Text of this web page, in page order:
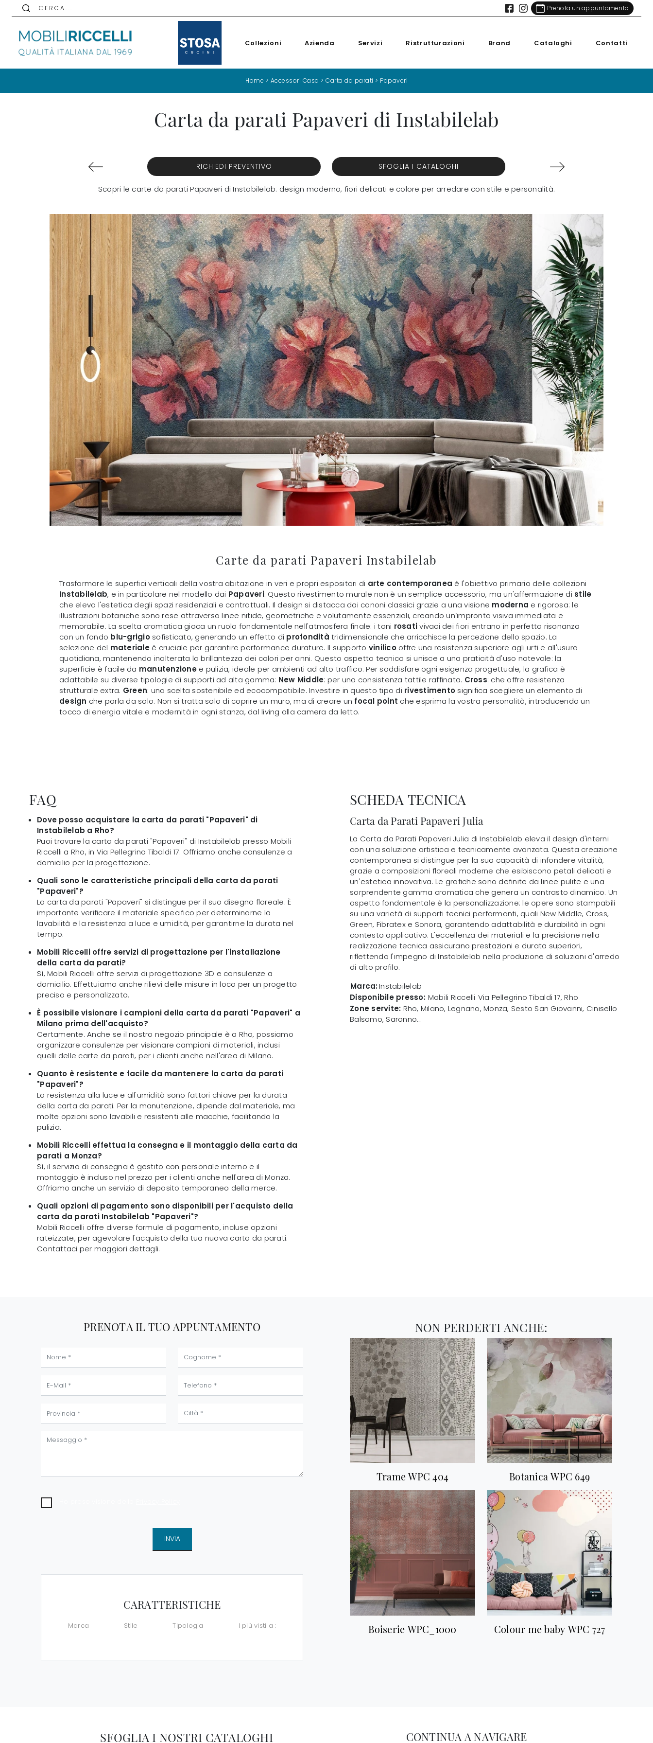
C E R C A . . . Prenota un appuntamento
Collezioni Azienda Servizi Ristrutturazioni Brand Cataloghi Contatti
Home > Accessori Casa > Carta da parati > Papaveri
Carta da parati Papaveri di Instabilelab
RICHIEDI PREVENTIVO SFOGLIA I CATALOGHI
Scopri le carte da parati Papaveri di Instabilelab: design moderno, fiori delicati e colore per arredare con stile e personalità.
Carte da parati Papaveri Instabilelab
Trasformare le superfici verticali della vostra abitazione in veri e propri espositori di arte contemporanea è l'obiettivo primario delle collezioni
Instabilelab, e in particolare nel modello dai Papaveri. Questo rivestimento murale non è un semplice accessorio, ma un'affermazione di stile
che eleva l'estetica degli spazi residenziali e contrattuali. Il design si distacca dai canoni classici grazie a una visione moderna e rigorosa: le
illustrazioni botaniche sono rese attraverso linee nitide, geometriche e volutamente essenziali, creando un’impronta visiva immediata e
memorabile. La scelta cromatica gioca un ruolo fondamentale nell'atmosfera finale: i toni rosativivaci dei fiori entrano in perfetta risonanza
con un fondo blu-grigiosofisticato, generando un effetto di profondità tridimensionale che arricchisce la percezione dello spazio. La
selezione del materialeè cruciale per garantire performance durature. Il supporto vinilicooffre una resistenza superiore agli urti e all'usura
quotidiana, mantenendo inalterata la brillantezza dei colori per anni. Questo aspetto tecnico si unisce a una praticità d'uso notevole: la
superficie è facile da manutenzionee pulizia, ideale per ambienti ad alto traffico. Per soddisfare ogni esigenza progettuale, la grafica è
adattabile su diverse tipologie di supporti ad alta gamma: New Middle: per una consistenza tattile raffinata. Cross: che offre resistenza
strutturale extra. Green: una scelta sostenibile ed ecocompatibile. Investire in questo tipo di rivestimento significa scegliere un elemento di
design che parla da solo. Non si tratta solo di coprire un muro, ma di creare un focal point che esprima la vostra personalità, introducendo un
tocco di energia vitale e modernità in ogni stanza, dal living alla camera da letto.
FAQ
Dove posso acquistare la carta da parati "Papaveri" di
Instabilelab a Rho?
Puoi trovare la carta da parati "Papaveri" di Instabilelab presso Mobili
Riccelli a Rho, in Via Pellegrino Tibaldi 17. Offriamo anche consulenze a
domicilio per la progettazione.
Quali sono le caratteristiche principali della carta da parati
"Papaveri"?
La carta da parati "Papaveri" si distingue per il suo disegno floreale. È
importante verificare il materiale specifico per determinarne la
lavabilità e la resistenza a luce e umidità, per garantirne la durata nel
tempo.
Mobili Riccelli offre servizi di progettazione per l'installazione
della carta da parati?
Sì, Mobili Riccelli offre servizi di progettazione 3D e consulenze a
domicilio. Effettuiamo anche rilievi delle misure in loco per un progetto
preciso e personalizzato.
È possibile visionare i campioni della carta da parati "Papaveri" a
Milano prima dell'acquisto?
Certamente. Anche se il nostro negozio principale è a Rho, possiamo
organizzare consulenze per visionare campioni di materiali, inclusi
quelli delle carte da parati, per i clienti anche nell'area di Milano.
Quanto è resistente e facile da mantenere la carta da parati
"Papaveri"?
La resistenza alla luce e all'umidità sono fattori chiave per la durata
della carta da parati. Per la manutenzione, dipende dal materiale, ma
molte opzioni sono lavabili e resistenti alle macchie, facilitando la
pulizia.
Mobili Riccelli effettua la consegna e il montaggio della carta da
parati a Monza?
Sì, il servizio di consegna è gestito con personale interno e il
montaggio è incluso nel prezzo per i clienti anche nell'area di Monza.
Offriamo anche un servizio di deposito temporaneo della merce.
Quali opzioni di pagamento sono disponibili per l'acquisto della
carta da parati Instabilelab "Papaveri"?
Mobili Riccelli offre diverse formule di pagamento, incluse opzioni
rateizzate, per agevolare l'acquisto della tua nuova carta da parati.
Contattaci per maggiori dettagli.
SCHEDA TECNICA
Carta da Parati Papaveri Julia
La Carta da Parati Papaveri Julia di Instabilelab eleva il design d'interni
con una soluzione artistica e tecnicamente avanzata. Questa creazione
contemporanea si distingue per la sua capacità di infondere vitalità,
grazie a composizioni floreali moderne che esibiscono petali delicati e
un'estetica innovativa. Le grafiche sono definite da linee pulite e una
sorprendente gamma cromatica che genera un contrasto dinamico. Un
aspetto fondamentale è la personalizzazione: le opere sono stampabili
su una varietà di supporti tecnici performanti, quali New Middle, Cross,
Green, Fibratex e Sonora, garantendo adattabilità e durabilità in ogni
contesto applicativo. L'eccellenza dei materiali e la precisione nella
realizzazione tecnica assicurano prestazioni e durata superiori,
riflettendo l'impegno di Instabilelab nella produzione di soluzioni d'arredo
di alto profilo.
Marca:Instabilelab
Disponibile presso: Mobili Riccelli Via Pellegrino Tibaldi 17,Rho
Zone servite: Rho, Milano, Legnano, Monza, Sesto San Giovanni, Cinisello
Balsamo, Saronno...
PRENOTA IL TUO APPUNTAMENTO
INVIA
CARATTERISTICHE
Marca Stile Tipologia I più visti a :
NON PERDERTI ANCHE:
Trame WPC 404 Botanica WPC 649
Boiserie WPC_1000 Colour me baby WPC 727
SFOGLIA I NOSTRI CATALOGHI CONTINUA A NAVIGARE